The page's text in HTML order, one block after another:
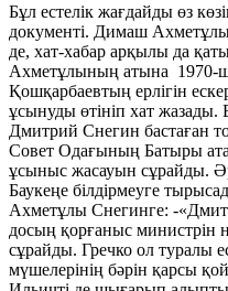
Бұл естелік жағдайды өз
документі. Димаш
де, хат-хабар арқылы да
Ахметұлының атына 1970-
Қошқарбаевтың ерлігін
ұсынуды өтініп хат
Дмитрий Снегин бастаған
Совет Одағының Батыры
ұсыныс жасауын сұрайды.
Баукеңе білдірмеуге
Ахметұлы Снегинге: -
досың қорғаныс министрін
сұрайды. Гречко ол туралы
мүшелерінің бәрін қарсы